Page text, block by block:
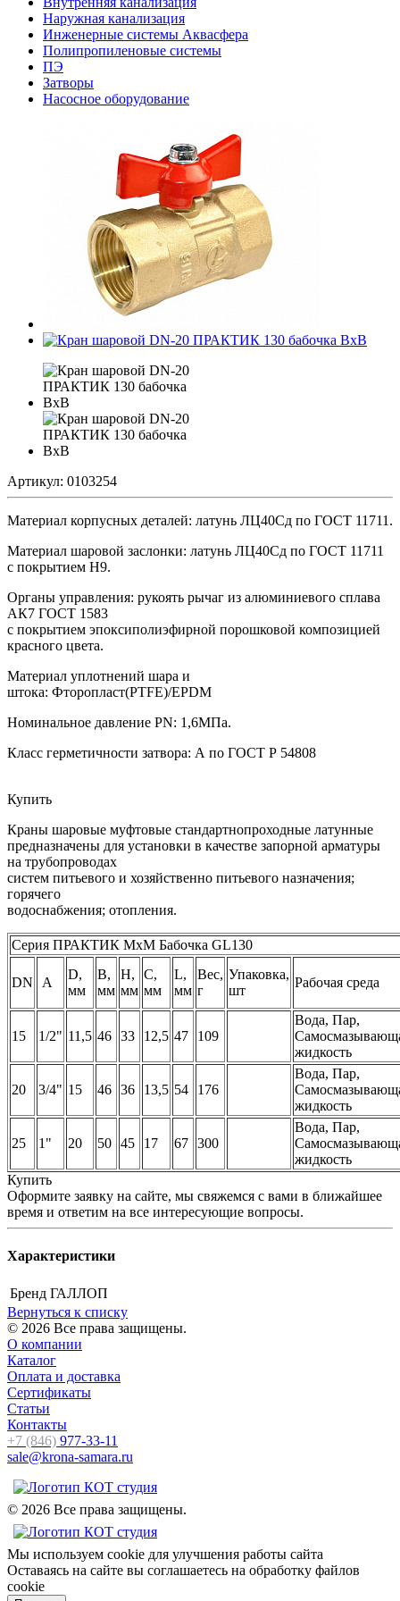
Наружная канализация
Инженерные системы Аквасфера
Полипропиленовые системы
ПЭ
Затворы
Насосное оборудование
Артикул: 0103254
Материал корпусных деталей: латунь ЛЦ40Сд по ГОСТ 11711.
Материал шаровой заслонки: латунь ЛЦ40Сд по ГОСТ 11711
с покрытием Н9.
Органы управления: рукоять рычаг из алюминиевого сплава
АК7 ГОСТ 1583
с покрытием эпоксиполиэфирной порошковой композицией
красного цвета.
Материал уплотнений шара и
штока: Фторопласт(PTFE)/EPDM
Номинальное давление PN: 1,6МПа.
Класс герметичности затвора: А по ГОСТ Р 54808
Купить
Краны шаровые муфтовые стандартнопроходные латунные
предназначены для установки в качестве запорной арматуры
на трубопроводах
систем питьевого и хозяйственно питьевого назначения;
горячего
водоснабжения; отопления.
Серия ПРАКТИК МхМ Бабочка GL130
DN A
D,
мм
B,
мм
H,
мм
C,
мм
L,
мм
Вес,
г
Упаковка,
шт
Рабочая среда
15 1/2" 11,5 46 33 12,5 47 109
Вода, Пар,
жидкость
20 3/4" 15 46 36 13,5 54 176
Вода, Пар,
жидкость
25 1" 20 50 45 17 67 300
Вода, Пар,
жидкость
Купить
Оформите заявку на сайте, мы свяжемся с вами в ближайшее
время и ответим на все интересующие вопросы.
Характеристики
Бренд ГАЛЛОП
Вернуться к списку
© 2026 Все права защищены.
О компании
Каталог
Оплата и доставка
Сертификаты
Статьи
Контакты
+7 (846) 977-33-11
sale@krona-samara.ru
© 2026 Все права защищены.
Мы используем cookie для улучшения работы сайта
Оставаясь на сайте вы соглашаетесь на обработку файлов
cookie